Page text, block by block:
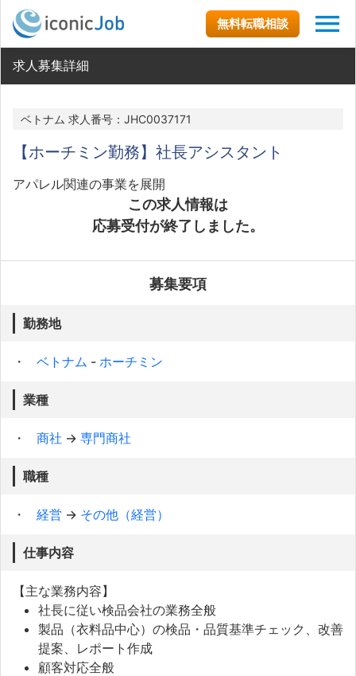
無料転職相談
求人募集詳細
ベトナム 求人番号：JHC0037171
【ホーチミン勤務】社長アシスタント
アパレル関連の事業を展開
この求人情報は
応募受付が終了しました。
募集要項
勤務地
ベトナム - ホーチミン
業種
商社 → 専門商社
職種
経営 → その他（経営）
仕事内容
【主な業務内容】
社長に従い検品会社の業務全般
製品（衣料品中心）の検品・品質基準チェック、改善
提案、レポート作成
顧客対応全般